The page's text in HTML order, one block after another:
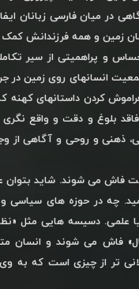
در میان فارسی زبانان
زمین و همه فرزندانش کمک
و پراهمیتی از سیر
انسانهای روی زمین در
کردن داستانهای کهنه
بلوغ و دقت و واقع نگری
ذهنی و روحی و آگاهی از
فاش می شوند. شاید بتوان
چه در حوزه های سیاسی
علمی. دسیسه هایی مثل
فاش می شوند و انسان
تر از چیزی است که به